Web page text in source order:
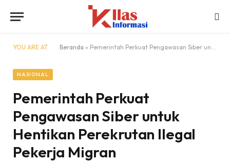
YOU ARE AT: Beranda » Pemerintah Perkuat Pengawasan Siber untuk Hentikan Perekrutan Ilegal Pekerja Migran
NASIONAL
Pemerintah Perkuat
Pengawasan Siber untuk
Hentikan Perekrutan Ilegal
Pekerja Migran